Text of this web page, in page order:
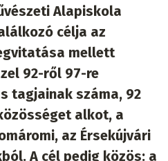
Alapiskola
célja az
mellett
92-ről 97-re
tagjainak száma, 92
alkot, a
az Érsekújvári
A cél pedig közös: a